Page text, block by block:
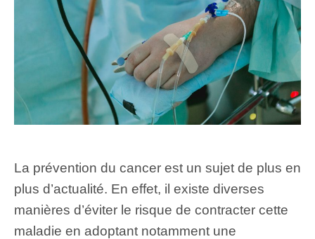
La prévention du cancer est un sujet de plus en
plus d’actualité. En effet, il existe diverses
manières d’éviter le risque de contracter cette
maladie en adoptant notamment une